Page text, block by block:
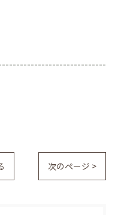
次のページ >